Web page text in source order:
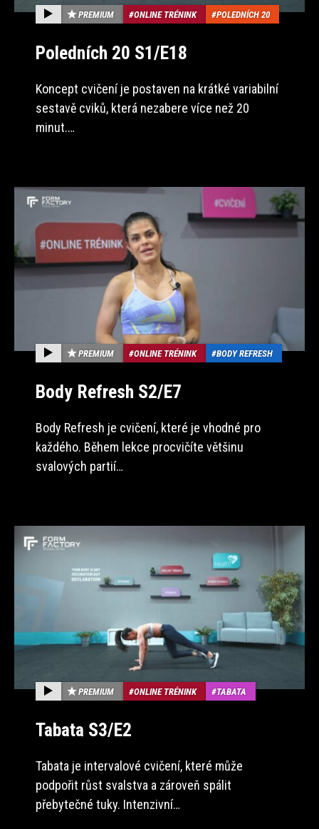
PREMIUM ONLINE TRÉNINK POLEDNÍCH 20
Poledních 20 S1/E18
Koncept cvičení je postaven na krátké variabilní
sestavě cviků, která nezabere více než 20
minut.…
PREMIUM ONLINE TRÉNINK BODY REFRESH
Body Refresh S2/E7
Body Refresh je cvičení, které je vhodné pro
každého. Během lekce procvičíte většinu
svalových partií…
PREMIUM ONLINE TRÉNINK TABATA
Tabata S3/E2
Tabata je intervalové cvičení, které může
podpořit růst svalstva a zároveň spálit
přebytečné tuky. Intenzivní…